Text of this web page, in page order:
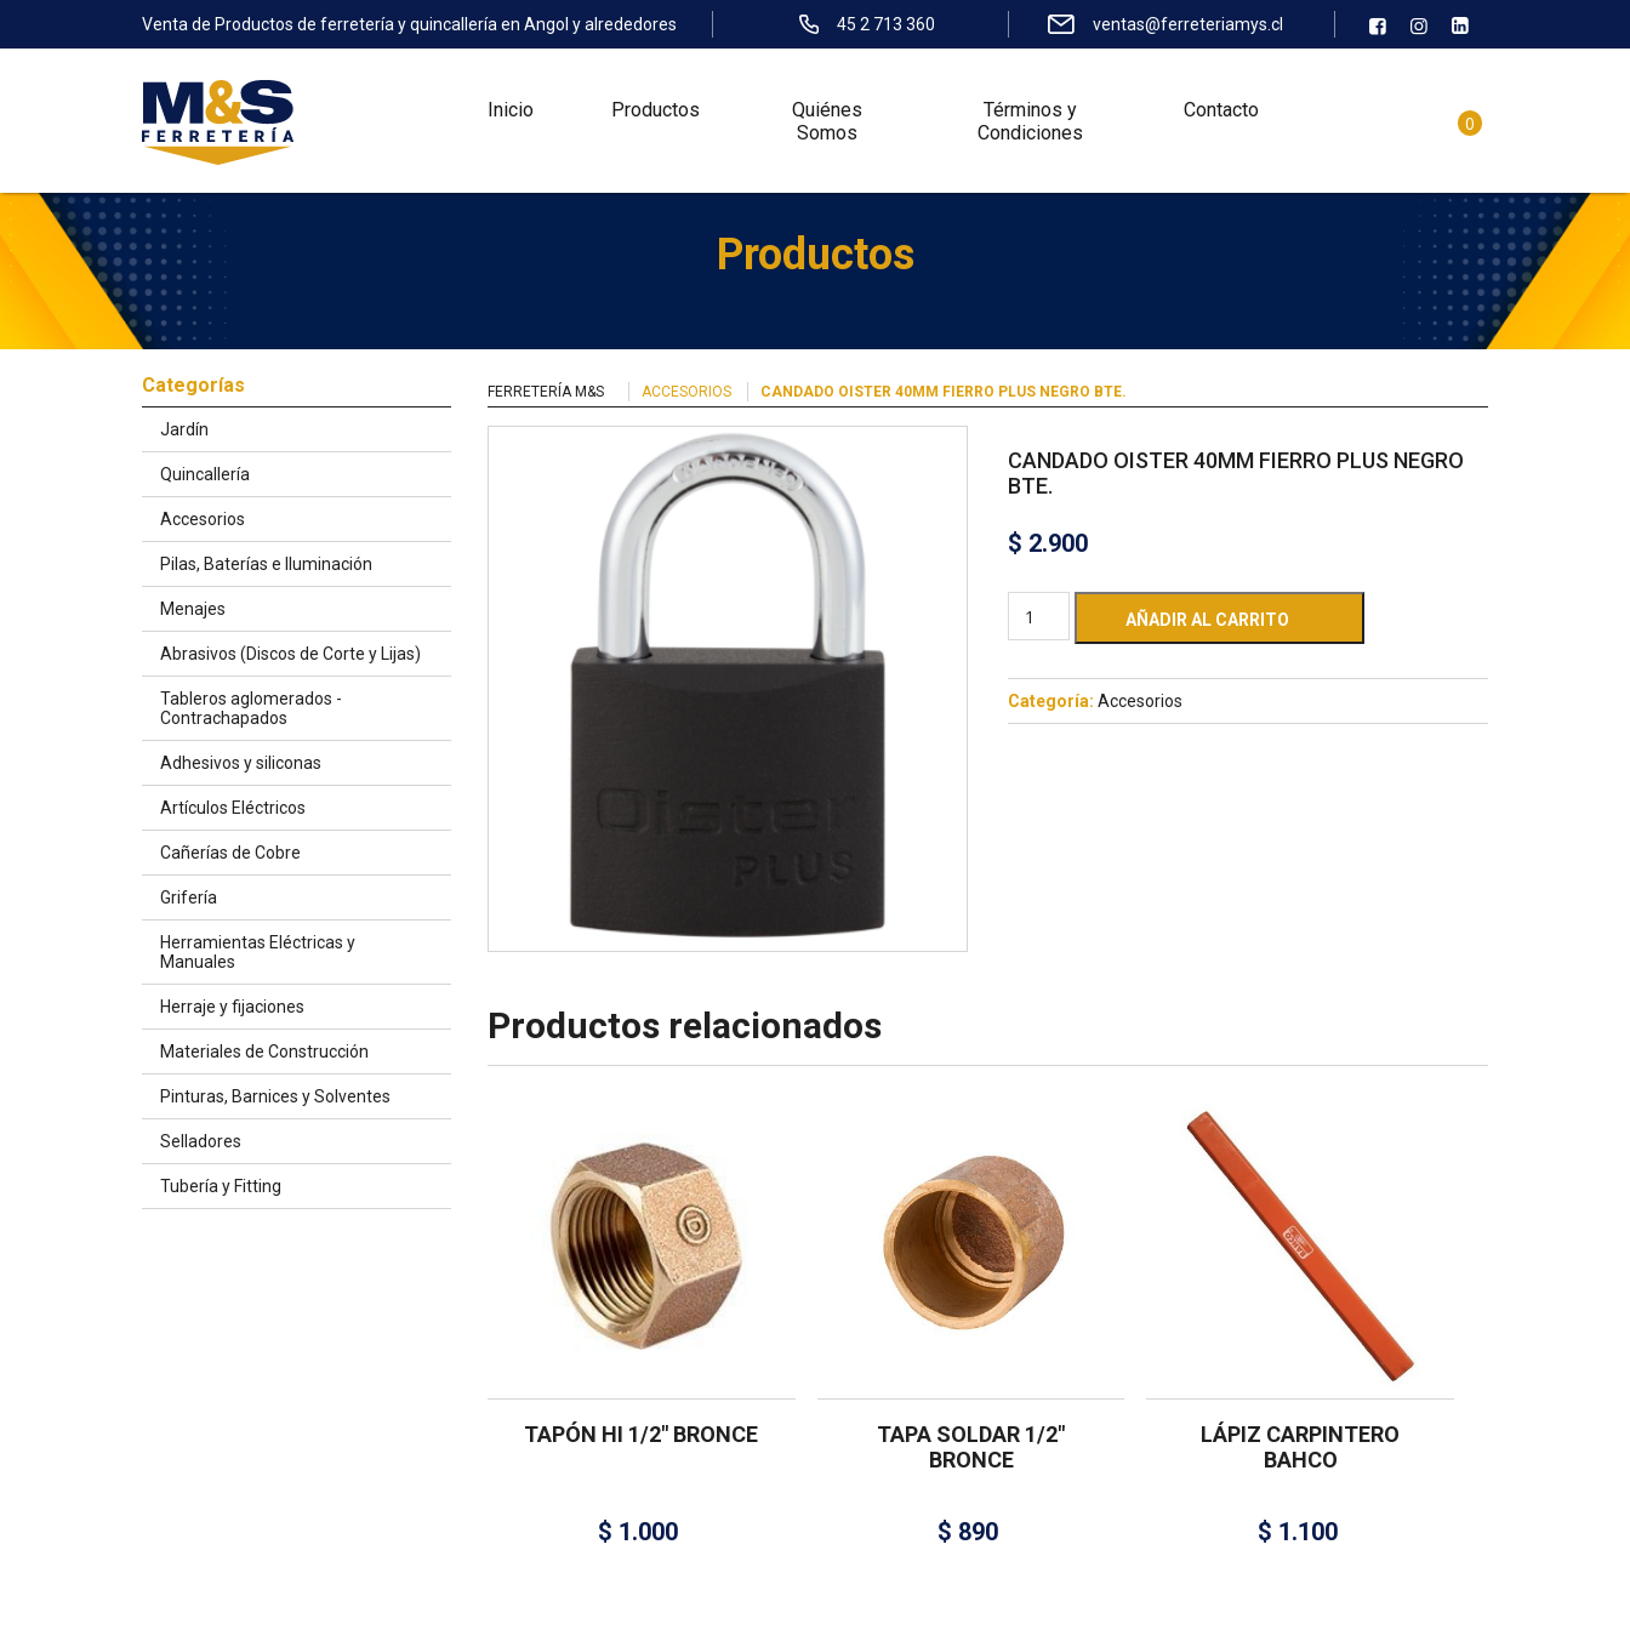
Venta de Productos de ferretería y quincallería en Angol y alrededores 45 2 713 360 ventas@ferreteriamys.cl
Inicio Productos
Quiénes
Somos
Términos y
Condiciones
Contacto
0
Productos
Categorías
Jardín
Quincallería
Accesorios
Pilas, Baterías e Iluminación
Menajes
Abrasivos (Discos de Corte y Lijas)
Tableros aglomerados -
Contrachapados
Adhesivos y siliconas
Artículos Eléctricos
Cañerías de Cobre
Grifería
Herramientas Eléctricas y
Manuales
Herraje y fijaciones
Materiales de Construcción
Pinturas, Barnices y Solventes
Selladores
Tubería y Fitting
FERRETERÍA M&S ACCESORIOS CANDADO OISTER 40MM FIERRO PLUS NEGRO BTE.
CANDADO OISTER 40MM FIERRO PLUS NEGRO
BTE.
$ 2.900
AÑADIR AL CARRITO
Categoría: Accesorios
Productos relacionados
TAPÓN HI 1/2″ BRONCE
$ 1.000
TAPA SOLDAR 1/2″
BRONCE
$ 890
LÁPIZ CARPINTERO
BAHCO
$ 1.100